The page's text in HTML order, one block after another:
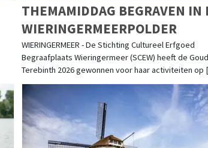
THEMAMIDDAG BEGRAVEN IN
WIERINGERMEERPOLDER
WIERINGERMEER - De Stichting Cultureel Erfgoed
Begraafplaats Wieringermeer (SCEW) heeft de
Terebinth 2026 gewonnen voor haar activiteiten op